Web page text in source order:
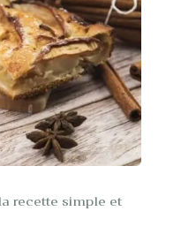
recette simple et